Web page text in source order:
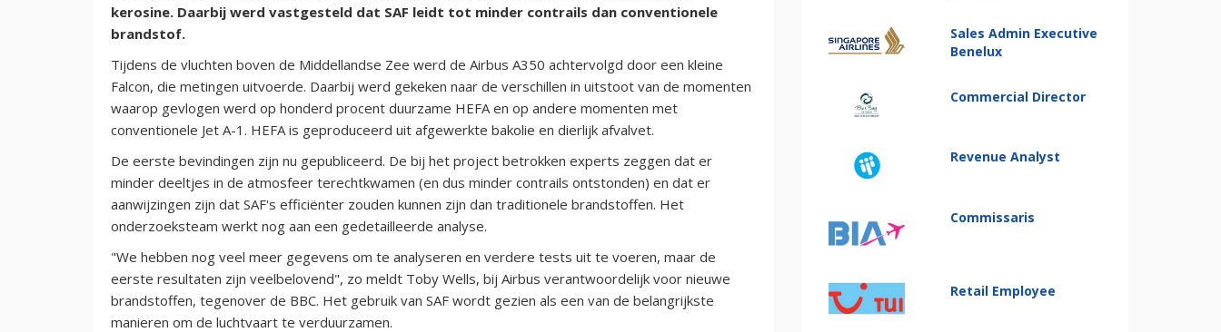
kerosine. Daarbij werd vastgesteld dat SAF leidt tot minder contrails dan conventionele
brandstof.
Tijdens de vluchten boven de Middellandse Zee werd de Airbus A350 achtervolgd door een kleine
Falcon, die metingen uitvoerde. Daarbij werd gekeken naar de verschillen in uitstoot van de momenten
waarop gevlogen werd op honderd procent duurzame HEFA en op andere momenten met
conventionele Jet A-1. HEFA is geproduceerd uit afgewerkte bakolie en dierlijk afvalvet.
De eerste bevindingen zijn nu gepubliceerd. De bij het project betrokken experts zeggen dat er
minder deeltjes in de atmosfeer terechtkwamen (en dus minder contrails ontstonden) en dat er
aanwijzingen zijn dat SAF's efficiënter zouden kunnen zijn dan traditionele brandstoffen. Het
onderzoeksteam werkt nog aan een gedetailleerde analyse.
"We hebben nog veel meer gegevens om te analyseren en verdere tests uit te voeren, maar de
eerste resultaten zijn veelbelovend", zo meldt Toby Wells, bij Airbus verantwoordelijk voor nieuwe
brandstoffen, tegenover de BBC. Het gebruik van SAF wordt gezien als een van de belangrijkste
manieren om de luchtvaart te verduurzamen.
Sales Admin Executive
Benelux
Commercial Director
Revenue Analyst
Commissaris
Retail Employee